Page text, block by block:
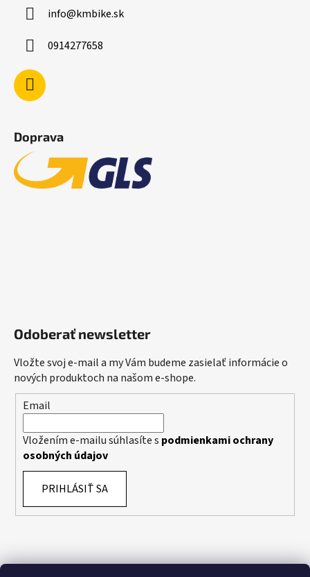
info@kmbike.sk
0914277658
Doprava
Odoberať newsletter
Vložte svoj e-mail a my Vám budeme zasielať informácie o
nových produktoch na našom e-shope.
Email
Vložením e-mailu súhlasíte s podmienkami ochrany
osobných údajov
PRIHLÁSIŤ SA